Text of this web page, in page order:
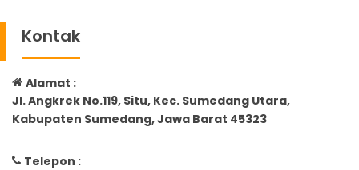
Kontak
Alamat :
Jl. Angkrek No.119, Situ, Kec. Sumedang Utara,
Kabupaten Sumedang, Jawa Barat 45323
Telepon :